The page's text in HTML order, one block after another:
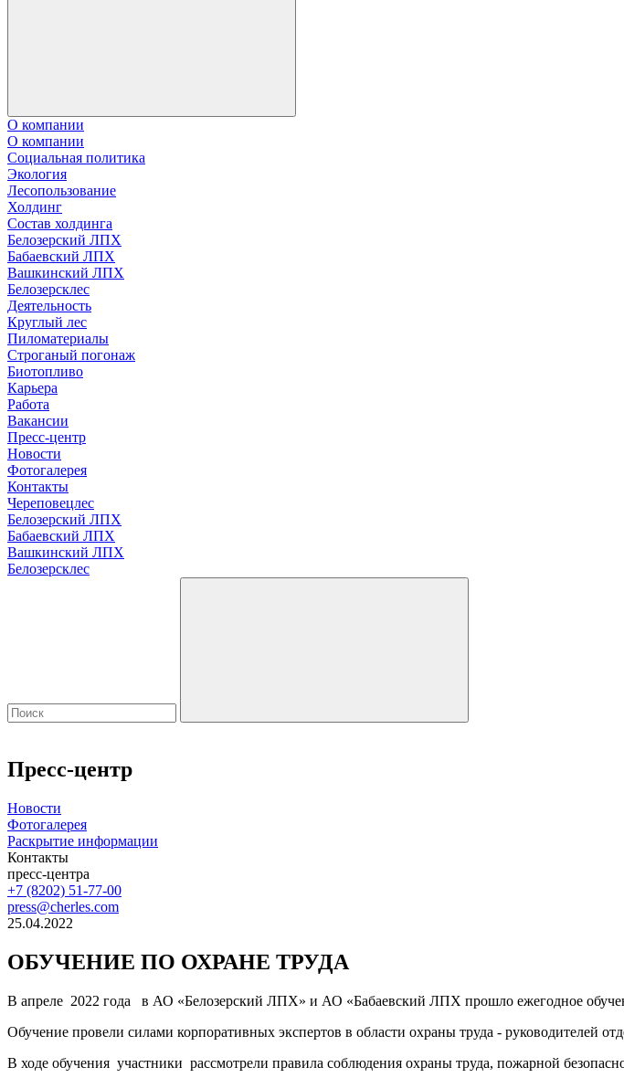
О компании
О компании
Социальная политика
Экология
Лесопользование
Холдинг
Состав холдинга
Белозерский ЛПХ
Бабаевский ЛПХ
Вашкинский ЛПХ
Белозерсклес
Деятельность
Круглый лес
Пиломатериалы
Строганый погонаж
Биотопливо
Карьера
Работа
Вакансии
Пресс-центр
Новости
Фотогалерея
Контакты
Череповецлес
Белозерский ЛПХ
Бабаевский ЛПХ
Вашкинский ЛПХ
Белозерсклес
Пресс-центр
Новости
Фотогалерея
Раскрытие информации
Контакты
пресс-центра
+7 (8202) 51-77-00
press@cherles.com
25.04.2022
ОБУЧЕНИЕ ПО ОХРАНЕ ТРУДА
В апреле 2022 года в АО «Белозерский ЛПХ» и АО «Бабаевский ЛПХ прошло ежегодное
Обучение провели силами корпоративных экспертов в области охраны труда - руководителей
В ходе обучения участники рассмотрели правила соблюдения охраны труда, пожарной